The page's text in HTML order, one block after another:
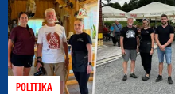
POLITIKA